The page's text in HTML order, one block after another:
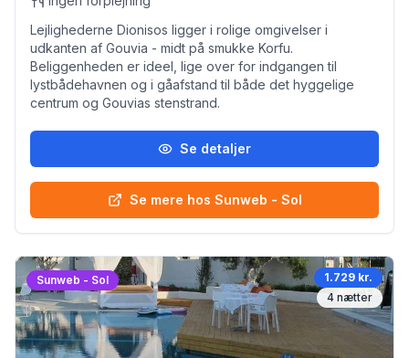
Lejlighederne Dionisos ligger i rolige omgivelser i
udkanten af Gouvia - midt på smukke Korfu.
Beliggenheden er ideel, lige over for indgangen til
lystbådehavnen og i gåafstand til både det hyggelige
centrum og Gouvias stenstrand.
Se detaljer
Se mere hos Sunweb - Sol
Sunweb - Sol
1.729 kr.
4 nætter